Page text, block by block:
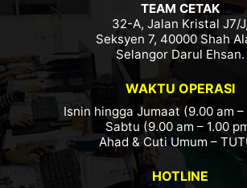
TEAM CETAK
32-A, Jalan Kristal J7/J,
Seksyen 7, 40000 Shah
Selangor Darul Ehsan.
WAKTU OPERASI
Isnin hingga Jumaat (9.00 am –
Sabtu (9.00 am – 1.00
Ahad & Cuti Umum –
HOTLINE